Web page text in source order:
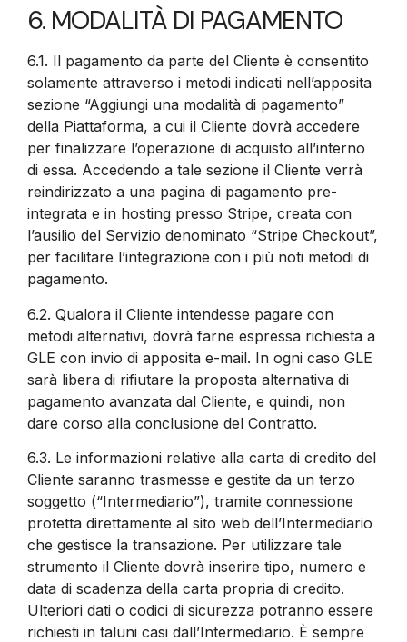
6. MODALITÀ DI PAGAMENTO
6.1. Il pagamento da parte del Cliente è consentito
solamente attraverso i metodi indicati nell’apposita
sezione “Aggiungi una modalità di pagamento”
della Piattaforma, a cui il Cliente dovrà accedere
per finalizzare l’operazione di acquisto all’interno
di essa. Accedendo a tale sezione il Cliente verrà
reindirizzato a una pagina di pagamento pre-
integrata e in hosting presso Stripe, creata con
l’ausilio del Servizio denominato “Stripe Checkout”,
per facilitare l’integrazione con i più noti metodi di
pagamento.
6.2. Qualora il Cliente intendesse pagare con
metodi alternativi, dovrà farne espressa richiesta a
GLE con invio di apposita e-mail. In ogni caso GLE
sarà libera di rifiutare la proposta alternativa di
pagamento avanzata dal Cliente, e quindi, non
dare corso alla conclusione del Contratto.
6.3. Le informazioni relative alla carta di credito del
Cliente saranno trasmesse e gestite da un terzo
soggetto (“Intermediario”), tramite connessione
protetta direttamente al sito web dell’Intermediario
che gestisce la transazione. Per utilizzare tale
strumento il Cliente dovrà inserire tipo, numero e
data di scadenza della carta propria di credito.
Ulteriori dati o codici di sicurezza potranno essere
richiesti in taluni casi dall’Intermediario. È sempre